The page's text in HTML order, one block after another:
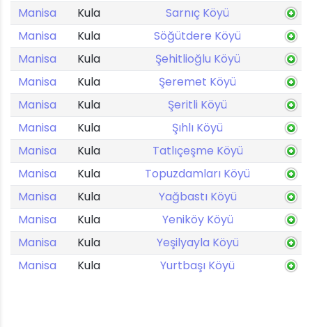
Manisa
Kula
Sarnıç Köyü
Manisa
Kula
Söğütdere Köyü
Manisa
Kula
Şehitlioğlu Köyü
Manisa
Kula
Şeremet Köyü
Manisa
Kula
Şeritli Köyü
Manisa
Kula
Şıhlı Köyü
Manisa
Kula
Tatlıçeşme Köyü
Manisa
Kula
Topuzdamları Köyü
Manisa
Kula
Yağbastı Köyü
Manisa
Kula
Yeniköy Köyü
Manisa
Kula
Yeşilyayla Köyü
Manisa
Kula Yurtbaşı Köyü